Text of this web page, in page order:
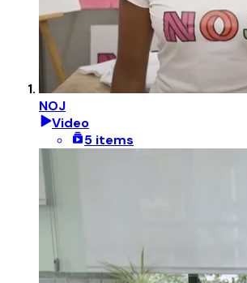
NOJ
Video
5 items